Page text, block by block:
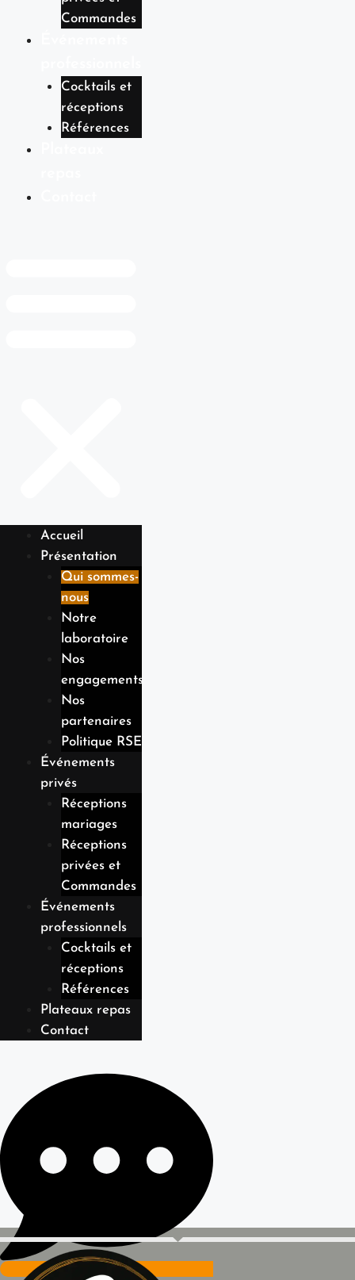
Commandes
Cocktails et
réceptions
Références
Accueil
Présentation
Qui sommes-
nous
Notre
laboratoire
Nos
engagements
Nos
partenaires
Politique RSE
Événements
privés
Réceptions
mariages
Réceptions
privées et
Commandes
Événements
professionnels
Cocktails et
réceptions
Références
Plateaux repas
Contact